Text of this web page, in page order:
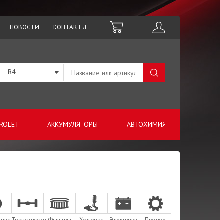
НОВОСТИ КОНТАКТЫ
АККУМУЛЯТОРЫ АВТОХИМИЯ
R4